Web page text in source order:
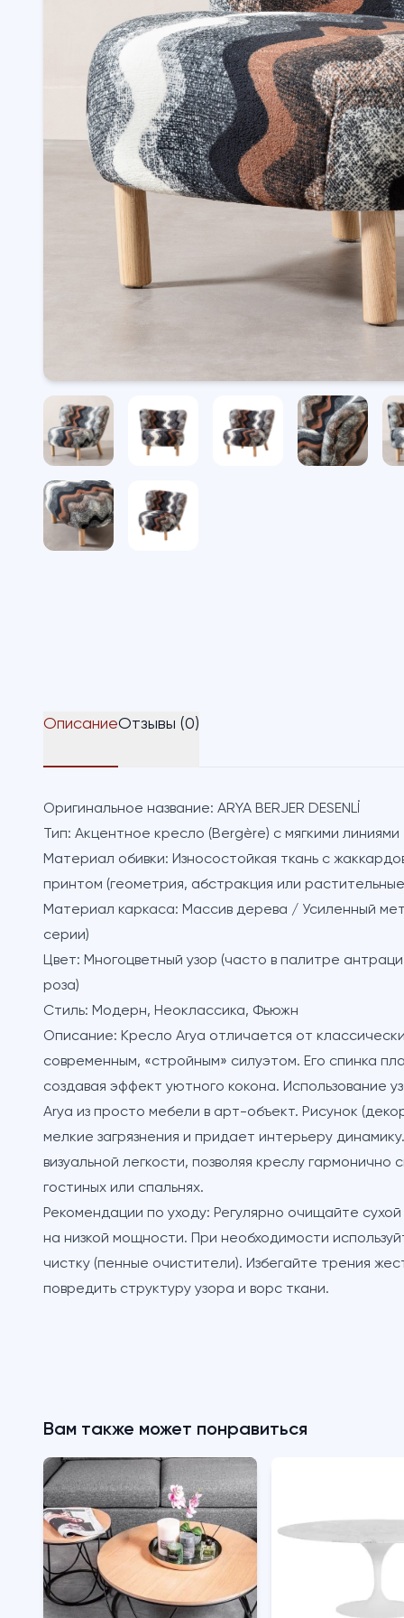
ОписаниеОтзывы (0)
Оригинальное название: ARYA BERJER DESENLİ
Тип: Акцентное кресло (Bergère) с мягкими линиями
Материал обивки: Износостойкая ткань с
принтом (геометрия, абстракция или
Материал каркаса: Массив дерева / Усиленный
серии)
Цвет: Многоцветный узор (часто в палитре
роза)
Стиль: Модерн, Неоклассика, Фьюжн
Описание: Кресло Arya отличается от
современным, «стройным» силуэтом. Его спинка
создавая эффект уютного кокона. Использование
Arya из просто мебели в арт-объект. Рисунок
мелкие загрязнения и придает интерьеру
визуальной легкости, позволяя креслу
гостиных или спальнях.
Рекомендации по уходу: Регулярно очищайте
на низкой мощности. При необходимости
чистку (пенные очистители). Избегайте трения
повредить структуру узора и ворс ткани.
Вам также может понравиться